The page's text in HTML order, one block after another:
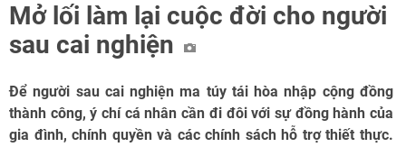
Mở lối làm lại cuộc đời cho người
sau cai nghiện
Để người sau cai nghiện ma túy tái hòa nhập cộng đồng
thành công, ý chí cá nhân cần đi đôi với sự đồng hành của
gia đình, chính quyền và các chính sách hỗ trợ thiết thực.